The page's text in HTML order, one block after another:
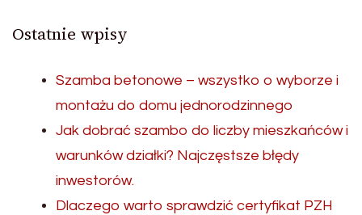
Ostatnie wpisy
Szamba betonowe – wszystko o wyborze i
montażu do domu jednorodzinnego
Jak dobrać szambo do liczby mieszkańców i
warunków działki? Najczęstsze błędy
inwestorów.
Dlaczego warto sprawdzić certyfikat PZH